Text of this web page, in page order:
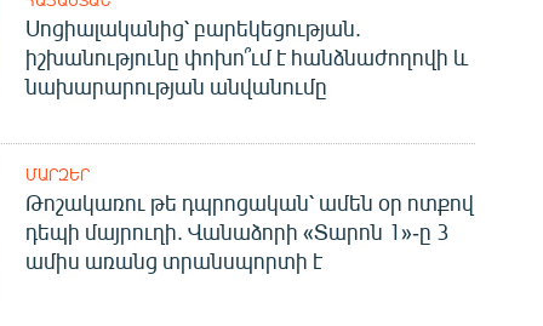
Սոցիալականից՝ բարեկեցության.
իշխանությունը փոխո՞ւմ է հանձնաժողովի և
նախարարության անվանումը
ՄԱՐԶԵՐ
Թոշակառու թե դպրոցական՝ ամեն օր ոտքով
դեպի մայրուղի. Վանաձորի «Տարոն 1»-ը 3
ամիս առանց տրանսպորտի է